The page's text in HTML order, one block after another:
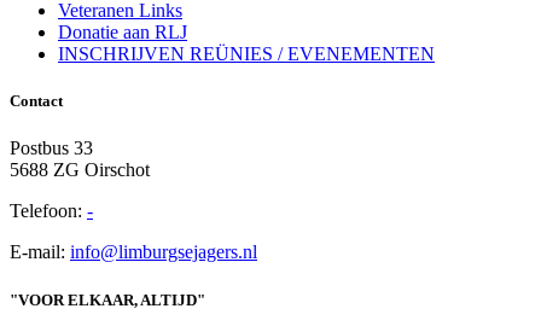
Veteranen Links
Donatie aan RLJ
INSCHRIJVEN REÜNIES / EVENEMENTEN
Contact
Postbus 33
5688 ZG Oirschot
Telefoon: -
E-mail: info@limburgsejagers.nl
"VOOR ELKAAR, ALTIJD"